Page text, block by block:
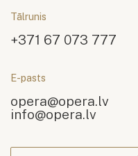
Tālrunis
+371 67 073 777
E-pasts
opera@opera.lv
info@opera.lv